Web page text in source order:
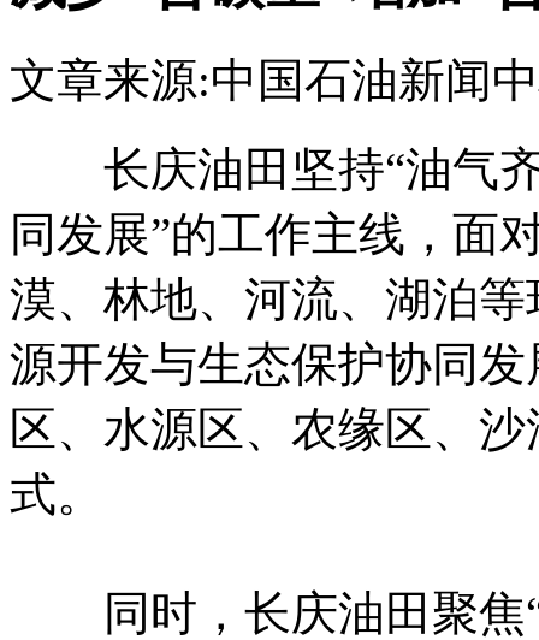
文章来源:中国石油新闻
长庆油田坚持“油气齐
同发展”的工作主线，面
漠、林地、河流、湖泊
源开发与生态保护协同
区、水源区、农缘区、
式。
同时，长庆油田聚焦“